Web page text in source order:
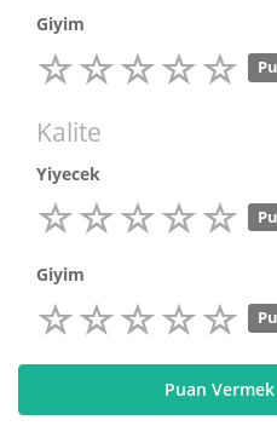
Giyim
Kalite
Yiyecek
Giyim
Puan Vermek